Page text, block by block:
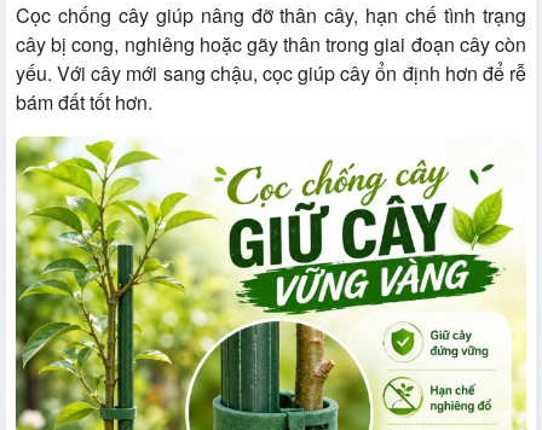
Cọc chống cây giúp nâng đỡ thân cây, hạn chế tình trạng
cây bị cong, nghiêng hoặc gãy thân trong giai đoạn cây còn
yếu. Với cây mới sang chậu, cọc giúp cây ổn định hơn để rễ
bám đất tốt hơn.